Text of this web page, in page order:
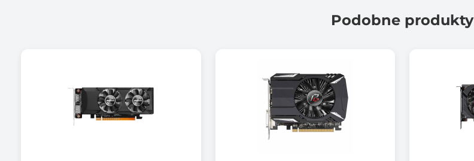
3x DisplayPort
7680 x 4320
Obsługa OpenGL (wersja) OpenGL 4.6
Wsparcie HDCP Tak
Podobne produkty